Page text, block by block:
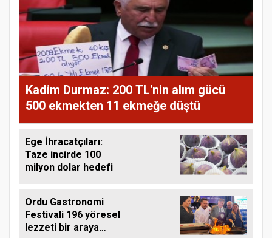
Kadim Durmaz: 200 TL'nin alım gücü
500 ekmekten 11 ekmeğe düştü
Ege İhracatçıları:
Taze incirde 100
milyon dolar hedefi
Ordu Gastronomi
Festivali 196 yöresel
lezzeti bir araya